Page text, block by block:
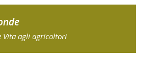
Vita agli agricoltori